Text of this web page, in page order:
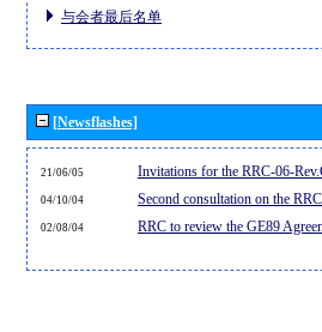
与会者最后名单
[Newsflashes]
21/06/05 Invitations for the RRC-06-
04/10/04 Second consultation on the
02/08/04 RRC to review the GE89